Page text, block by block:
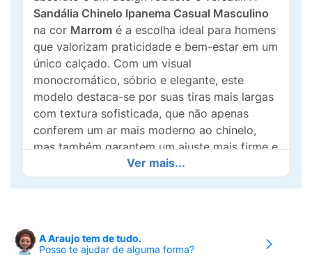
Sandália Chinelo Ipanema Casual Masculino
na cor Marrom é a escolha ideal para homens
que valorizam praticidade e bem-estar em um
único calçado. Com um visual
monocromático, sóbrio e elegante, este
modelo destaca-se por suas tiras mais largas
com textura sofisticada, que não apenas
conferem um ar mais moderno ao chinelo,
mas também garantem um ajuste mais firme e
seguro no peito do pé.
Pensando no seu conforto diário, a Ipanema
massagear suavemente a planta dos pés
Ver mais...
A Araujo tem de tudo.
Posso te ajudar de alguma forma?